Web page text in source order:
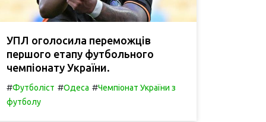
УПЛ оголосила переможців
першого етапу футбольного
чемпіонату України.
#Футболіст #Одеса #Чемпіонат України з
футболу